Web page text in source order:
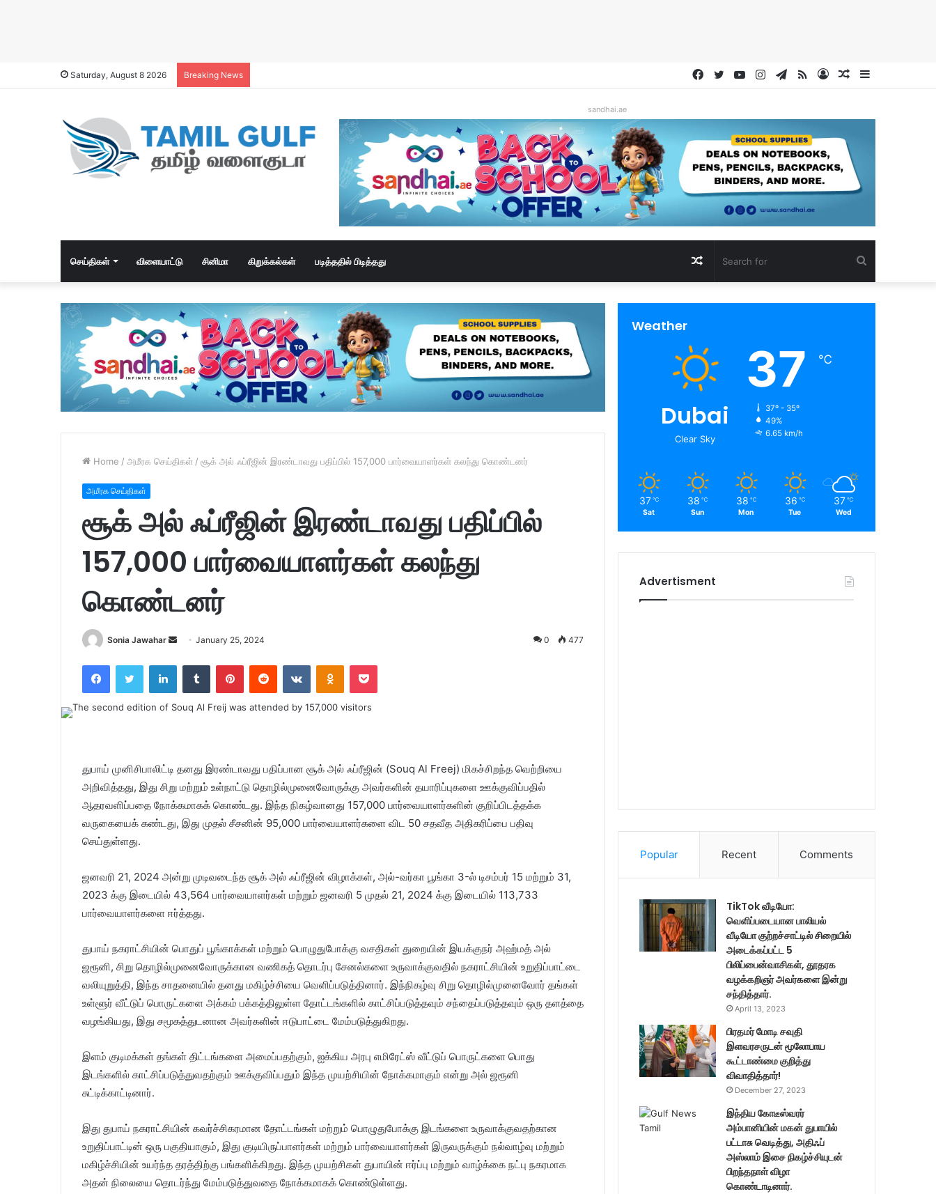
Saturday, August 8 2026 Breaking News
Random
Log
RSS
Telegram
Instagram
YouTube
Twitter
Facebook
sandhai.ae
செய்திகள் விளையாட்டு சினிமா கிறுக்கல்கள் படித்ததில் பிடித்தது
for
Random
Article
Home / அமீரக செய்திகள் / சூக் அல் ஃப்ரீஜின் இரண்டாவது பதிப்பில் 157,000 பார்வையாளர்கள் கலந்து கொண்டனர்
அமீரக செய்திகள்
சூக் அல் ஃப்ரீஜின் இரண்டாவது பதிப்பில்
157,000 பார்வையாளர்கள் கலந்து
கொண்டனர்
Sonia Jawahar
a
a
l
January 25, 2024 0 477
துபாய் முனிசிபாலிட்டி தனது இரண்டாவது பதிப்பான சூக் அல் ஃப்ரீஜின் (Souq Al Freej) மிகச்சிறந்த வெற்றியை
அறிவித்தது, இது சிறு மற்றும் உள்நாட்டு தொழில்முனைவோருக்கு அவர்களின் தயாரிப்புகளை ஊக்குவிப்பதில்
ஆதரவளிப்பதை நோக்கமாகக் கொண்டது. இந்த நிகழ்வானது 157,000 பார்வையாளர்களின் குறிப்பிடத்தக்க
வருகையைக் கண்டது, இது முதல் சீசனின் 95,000 பார்வையாளர்களை விட 50 சதவீத அதிகரிப்பை பதிவு
செய்துள்ளது.
ஜனவரி 21, 2024 அன்று முடிவடைந்த சூக் அல் ஃப்ரீஜின் விழாக்கள், அல்-வர்கா பூங்கா 3-ல் டிசம்பர் 15 மற்றும் 31,
2023 க்கு இடையில் 43,564 பார்வையாளர்கள் மற்றும் ஜனவரி 5 முதல் 21, 2024 க்கு இடையில் 113,733
பார்வையாளர்களை ஈர்த்தது.
துபாய் நகராட்சியின் பொதுப் பூங்காக்கள் மற்றும் பொழுதுபோக்கு வசதிகள் துறையின் இயக்குநர் அஹ்மத் அல்
ஜரூனி, சிறு தொழில்முனைவோருக்கான வணிகத் தொடர்பு சேனல்களை உருவாக்குவதில் நகராட்சியின் உறுதிப்பாட்டை
வலியுறுத்தி, இந்த சாதனையில் தனது மகிழ்ச்சியை வெளிப்படுத்தினார். இந்நிகழ்வு சிறு தொழில்முனைவோர் தங்கள்
உள்ளூர் வீட்டுப் பொருட்களை அக்கம் பக்கத்திலுள்ள தோட்டங்களில் காட்சிப்படுத்தவும் சந்தைப்படுத்தவும் ஒரு தளத்தை
வழங்கியது, இது சமூகத்துடனான அவர்களின் ஈடுபாட்டை மேம்படுத்துகிறது.
இளம் குடிமக்கள் தங்கள் திட்டங்களை அமைப்பதற்கும், ஐக்கிய அரபு எமிரேட்ஸ் வீட்டுப் பொருட்களை பொது
இடங்களில் காட்சிப்படுத்துவதற்கும் ஊக்குவிப்பதும் இந்த முயற்சியின் நோக்கமாகும் என்று அல் ஜரூனி
சுட்டிக்காட்டினார்.
இது துபாய் நகராட்சியின் கவர்ச்சிகரமான தோட்டங்கள் மற்றும் பொழுதுபோக்கு இடங்களை உருவாக்குவதற்கான
உறுதிப்பாட்டின் ஒரு பகுதியாகும், இது குடியிருப்பாளர்கள் மற்றும் பார்வையாளர்கள் இருவருக்கும் நல்வாழ்வு மற்றும்
மகிழ்ச்சியின் உயர்ந்த தரத்திற்கு பங்களிக்கிறது. இந்த முயற்சிகள் துபாயின் ஈர்ப்பு மற்றும் வாழ்க்கை நட்பு நகரமாக
அதன் நிலையை தொடர்ந்து மேம்படுத்துவதை நோக்கமாகக் கொண்டுள்ளது.
Weather
Dubai
Clear Sky
37 ℃
37º - 35º
49%
6.65 km/h
37 ℃
Sat
38 ℃
Sun
38 ℃
Mon
36 ℃
Tue
37 ℃
Wed
Advertisment
Popular Recent Comments
TikTok வீடியோ:
வெளிப்படையான பாலியல்
வீடியோ குற்றச்சாட்டில் சிறையில்
அடைக்கப்பட்ட 5
பிலிப்பைன்வாசிகள், தூதரக
வழக்கறிஞர் அவர்களை இன்று
சந்தித்தார்.
April 13, 2023
பிரதமர் மோடி சவுதி
இளவரசருடன் மூலோபாய
கூட்டாண்மை குறித்து
விவாதித்தார்!
December 27, 2023
இந்திய கோடீஸ்வரர்
அம்பானியின் மகன் துபாயில்
பட்டாசு வெடித்து, அதிஃப்
அஸ்லாம் இசை நிகழ்ச்சியுடன்
பிறந்தநாள் விழா
கொண்டாடினார்.